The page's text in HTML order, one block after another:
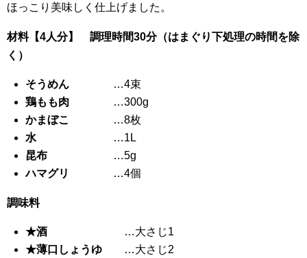
ほっこり美味しく仕上げました。
材料【4人分】 調理時間30分（はまぐり下処理の時間を除
く）
そうめん …4束
鶏もも肉 …300g
かまぼこ
…8枚
水 …1L
昆布 …5g
ハマグリ
…4個
調味料
★酒 …大さじ1
★薄口しょうゆ …大さじ2